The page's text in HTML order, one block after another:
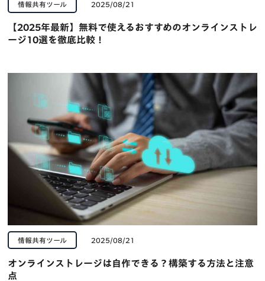
情報共有ツール 2025/08/21
【2025年最新】無料で使えるおすすめのオンラインストレ
ージ10選を徹底比較！
情報共有ツール 2025/08/21
オンラインストレージは自作できる？構築する方法と注意
点